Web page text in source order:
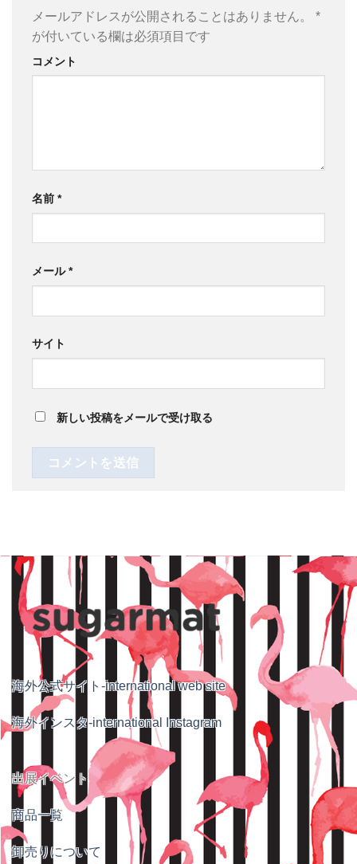
メールアドレスが公開されることはありません。
*
が付いている欄は必須項目です
コメント
名前 *
メール*
サイト
新しい投稿をメールで受け取る
海外公式サイト-international web site
海外インスタ-international Instagram
出展イベント
商品一覧
卸売りについて